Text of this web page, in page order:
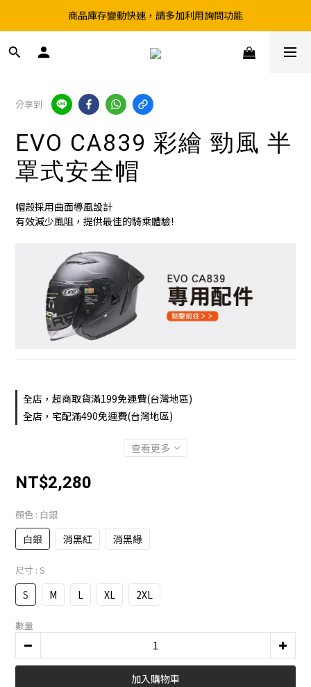
超取滿199、宅配滿490 享免運優惠
商品庫存變動快速，請多加利用詢問功能
分享到
EVO CA839 彩繪 勁風 半
罩式安全帽
帽殼採用曲面導風設計
有效減少風阻，提供最佳的騎乘體驗!
全店，超商取貨滿199免運費(台灣地區)
全店，宅配滿490免運費(台灣地區)
查看更多
NT$2,280
顏色 : 白銀
白銀 消黑紅 消黑綠
尺寸 : S
S M L XL 2XL
數量
加入購物車